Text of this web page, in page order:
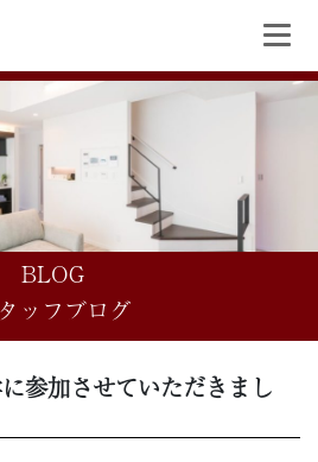
BLOG
ッフブログ
参加させていただきまし